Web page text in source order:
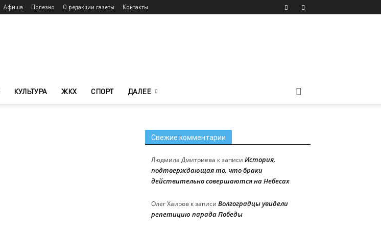
Афиша Полезно О редакции газеты Контакты
КУЛЬТУРА ЖКХ СПОРТ ДАЛЕЕ
Свежие комментарии
Людмила Дмитриева к записи История,
подтверждающая то, что браки
действительно совершаются на Небесах
Олег Хаиров к записи Волгоградцы увидели
репетицию парада Победы